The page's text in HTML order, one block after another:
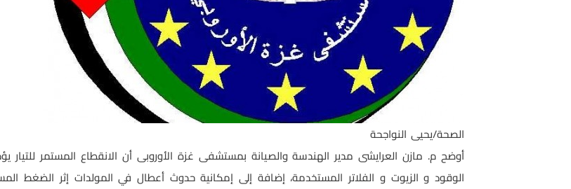
الصحة/يحيى النواجحة
أوضح م. مازن العرايشى مدير الهندسة والصيانة بمستشفى غزة الأوروبى أن الانقطاع المستمر
الوقود و الزيوت و الفلاتر المستخدمة، إضافة إلى إمكانية حدوث أعطال في المولدات إثر الضغط